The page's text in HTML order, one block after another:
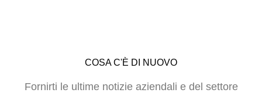
COSA C'È DI NUOVO
Fornirti le ultime notizie aziendali e del settore